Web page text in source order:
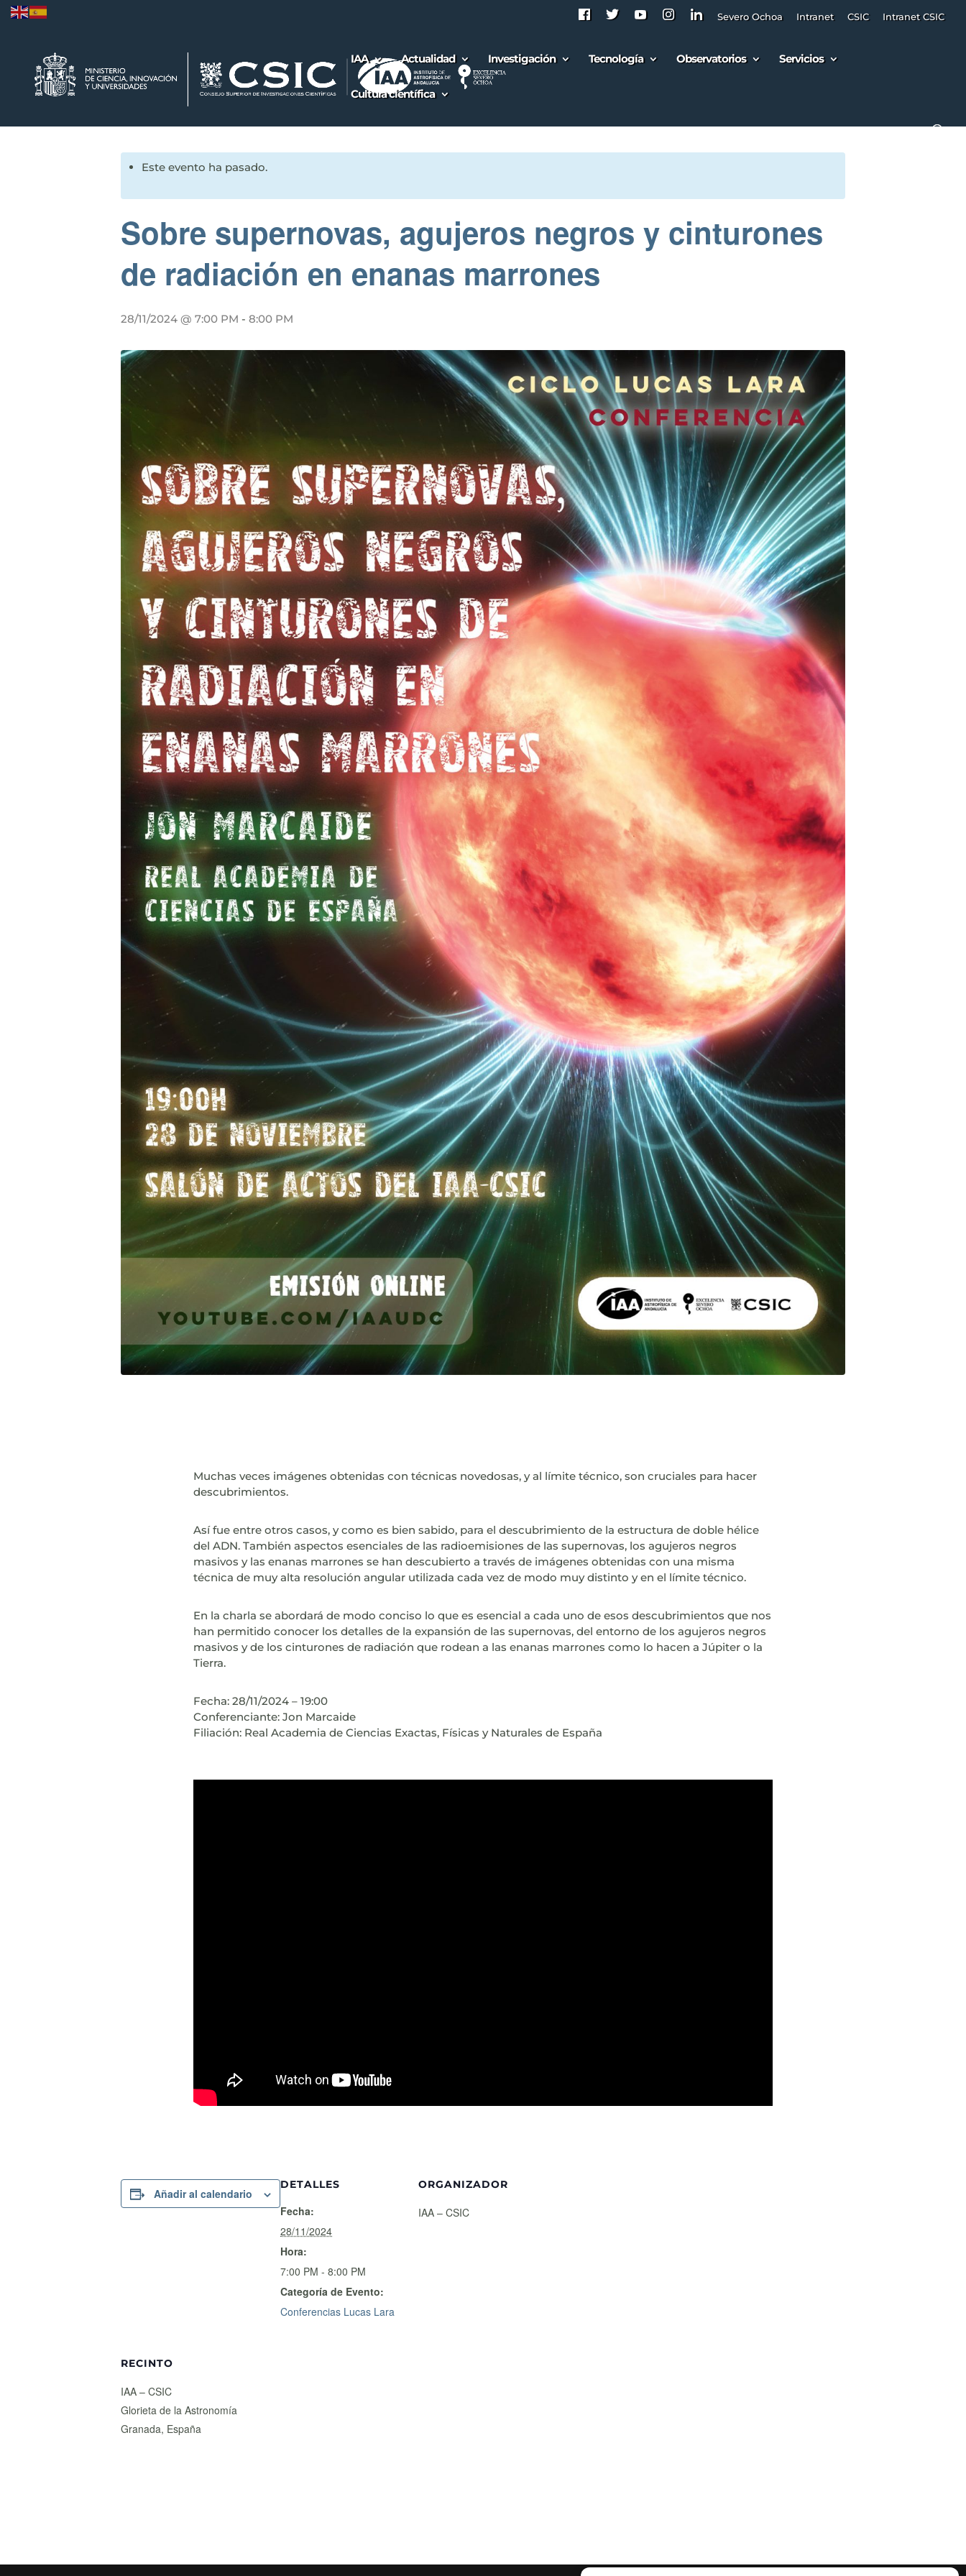
Severo Ochoa Intranet CSIC Intranet CSIC
IAA Actualidad Investigación Tecnología Observatorios Servicios
Cultura científica
Este evento ha pasado.
Sobre supernovas, agujeros negros y cinturones
de radiación en enanas marrones
28/11/2024 @ 7:00 PM - 8:00 PM
Muchas veces imágenes obtenidas con técnicas novedosas, y al límite técnico, son cruciales para hacer
descubrimientos.
Así fue entre otros casos, y como es bien sabido, para el descubrimiento de la estructura de doble hélice
del ADN. También aspectos esenciales de las radioemisiones de las supernovas, los agujeros negros
masivos y las enanas marrones se han descubierto a través de imágenes obtenidas con una misma
técnica de muy alta resolución angular utilizada cada vez de modo muy distinto y en el límite técnico.
En la charla se abordará de modo conciso lo que es esencial a cada uno de esos descubrimientos que nos
han permitido conocer los detalles de la expansión de las supernovas, del entorno de los agujeros negros
masivos y de los cinturones de radiación que rodean a las enanas marrones como lo hacen a Júpiter o la
Tierra.
Fecha: 28/11/2024 – 19:00
Conferenciante: Jon Marcaide
Filiación: Real Academia de Ciencias Exactas, Físicas y Naturales de España
Añadir al calendario
DETALLES
Fecha:
28/11/2024
Hora:
7:00 PM - 8:00 PM
Categoría de Evento:
Conferencias Lucas Lara
ORGANIZADOR
IAA – CSIC
RECINTO
IAA – CSIC
Glorieta de la Astronomía
Granada, España